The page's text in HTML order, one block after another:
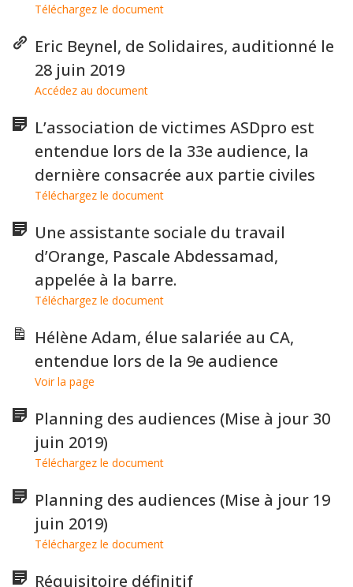
Téléchargez le document
Eric Beynel, de Solidaires, auditionné le
28 juin 2019
Accédez au document
L’association de victimes ASDpro est
entendue lors de la 33e audience, la
dernière consacrée aux partie civiles
Téléchargez le document
Une assistante sociale du travail
d’Orange, Pascale Abdessamad,
appelée à la barre.
Téléchargez le document
Hélène Adam, élue salariée au CA,
entendue lors de la 9e audience
Voir la page
Planning des audiences (Mise à jour 30
juin 2019)
Téléchargez le document
Planning des audiences (Mise à jour 19
juin 2019)
Téléchargez le document
Réquisitoire définitif